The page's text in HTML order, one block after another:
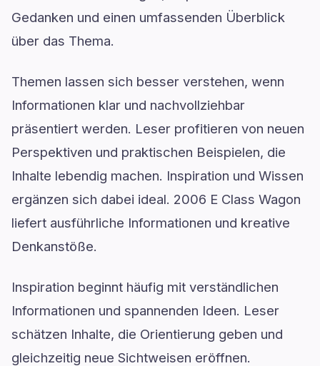
Gedanken und einen umfassenden Überblick
über das Thema.
Themen lassen sich besser verstehen, wenn
Informationen klar und nachvollziehbar
präsentiert werden. Leser profitieren von neuen
Perspektiven und praktischen Beispielen, die
Inhalte lebendig machen. Inspiration und Wissen
ergänzen sich dabei ideal. 2006 E Class Wagon
liefert ausführliche Informationen und kreative
Denkanstöße.
Inspiration beginnt häufig mit verständlichen
Informationen und spannenden Ideen. Leser
schätzen Inhalte, die Orientierung geben und
gleichzeitig neue Sichtweisen eröffnen.